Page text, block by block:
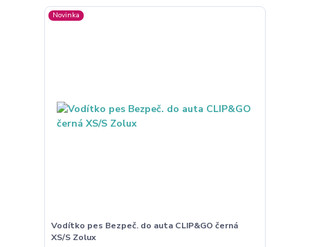
Novinka
Vodítko pes Bezpeč. do auta CLIP&GO černá
XS/S Zolux